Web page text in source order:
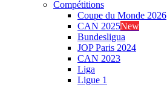
Compétitions
Coupe du Monde 2026
CAN 2025New
Bundesligua
JOP Paris 2024
CAN 2023
Liga
Ligue 1